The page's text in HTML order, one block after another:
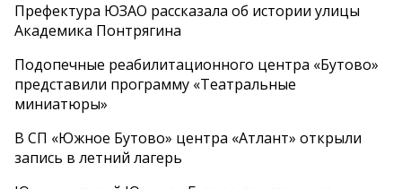
Префектура ЮЗАО рассказала об истории улицы
Академика Понтрягина
Подопечные реабилитационного центра «Бутово»
представили программу «Театральные
миниатюры»
В СП «Южное Бутово» центра «Атлант» открыли
запись в летний лагерь